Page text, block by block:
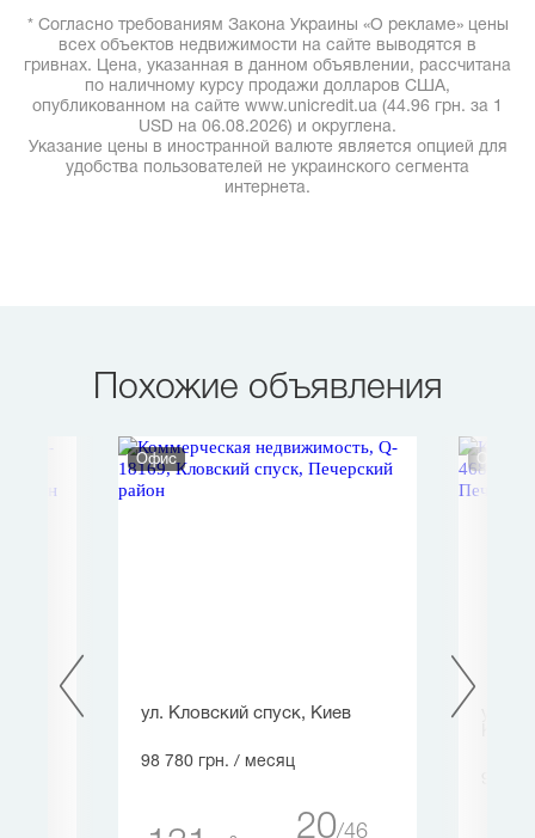
* Согласно требованиям Закона Украины «О рекламе» цены
всех объектов недвижимости на сайте выводятся в
гривнах. Цена, указанная в данном объявлении, рассчитана
по наличному курсу продажи долларов США,
опубликованном на сайте www.unicredit.ua (44.96 грн. за 1
USD на 06.08.2026) и округлена.
Указание цены в иностранной валюте является опцией для
удобства пользователей не украинского сегмента
интернета.
Похожие объявления
Офис
ул. Кловский спуск, Киев
98 780 грн. / месяц
20 46
Офис